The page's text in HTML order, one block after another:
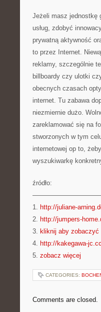
Jeżeli masz jednostkę
usług, zdobyć
prywatną aktywność
to przez Internet.
reklamy, szczególnie
billboardy czy ulotki
obecnych czasach
internet. Tu zabawa
niezmiernie dużo.
zareklamować się na
stworzonych w tym
internetowej op to,
wyszukiwarkę
źródło:
1. http://juliane-
2. http://jumpers-
3. kliknij aby zobaczyć
4. http://kakegawa-
5. zobacz więcej
CATEGORIES:
Comments are closed.